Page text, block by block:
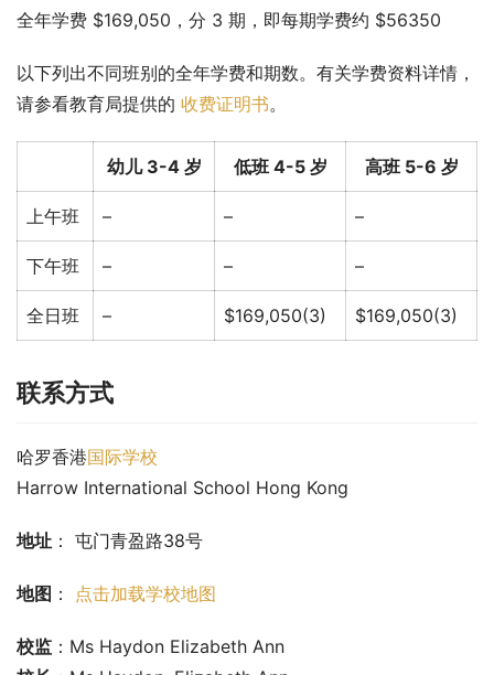
全年学费 $169,050，分 3 期，即每期学费约 $56350
以下列出不同班别的全年学费和期数。有关学费资料详情，
请参看教育局提供的 收费证明书。
幼儿 3-4 岁 低班 4-5 岁 高班 5-6 岁
上午班 – – –
下午班 – – –
全日班 – $169,050(3) $169,050(3)
联系方式
哈罗香港国际学校
Harrow International School Hong Kong
地址 ： 屯门青盈路38号
地图 ： 点击加载学校地图
校监 ：Ms Haydon Elizabeth Ann